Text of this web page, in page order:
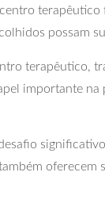
possam
terapêutico,
importante